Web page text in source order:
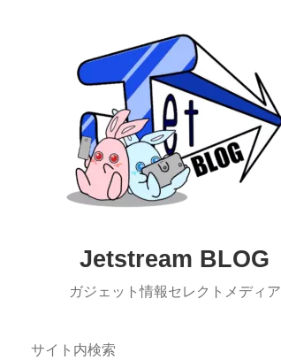
Jetstream BLOG
ガジェット情報セレクトメディア